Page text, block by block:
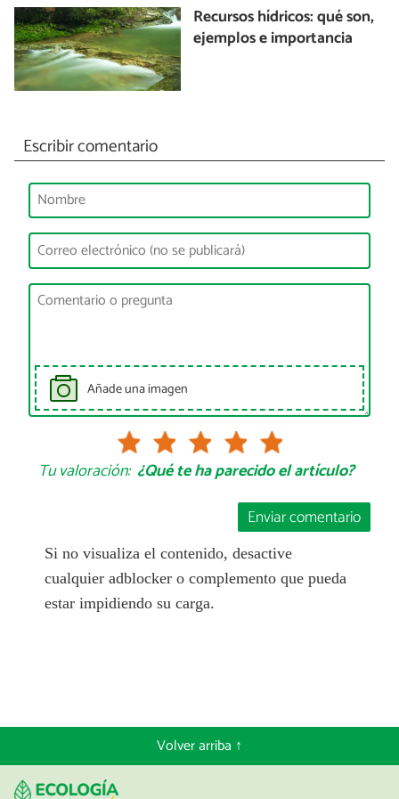
Recursos hídricos: qué son,
ejemplos e importancia
Escribir comentario
Añade una imagen
Tu valoración: ¿Qué te ha parecido el artículo?
Enviar comentario
Si no visualiza el contenido, desactive
cualquier adblocker o complemento que pueda
estar impidiendo su carga.
Volver arriba ↑